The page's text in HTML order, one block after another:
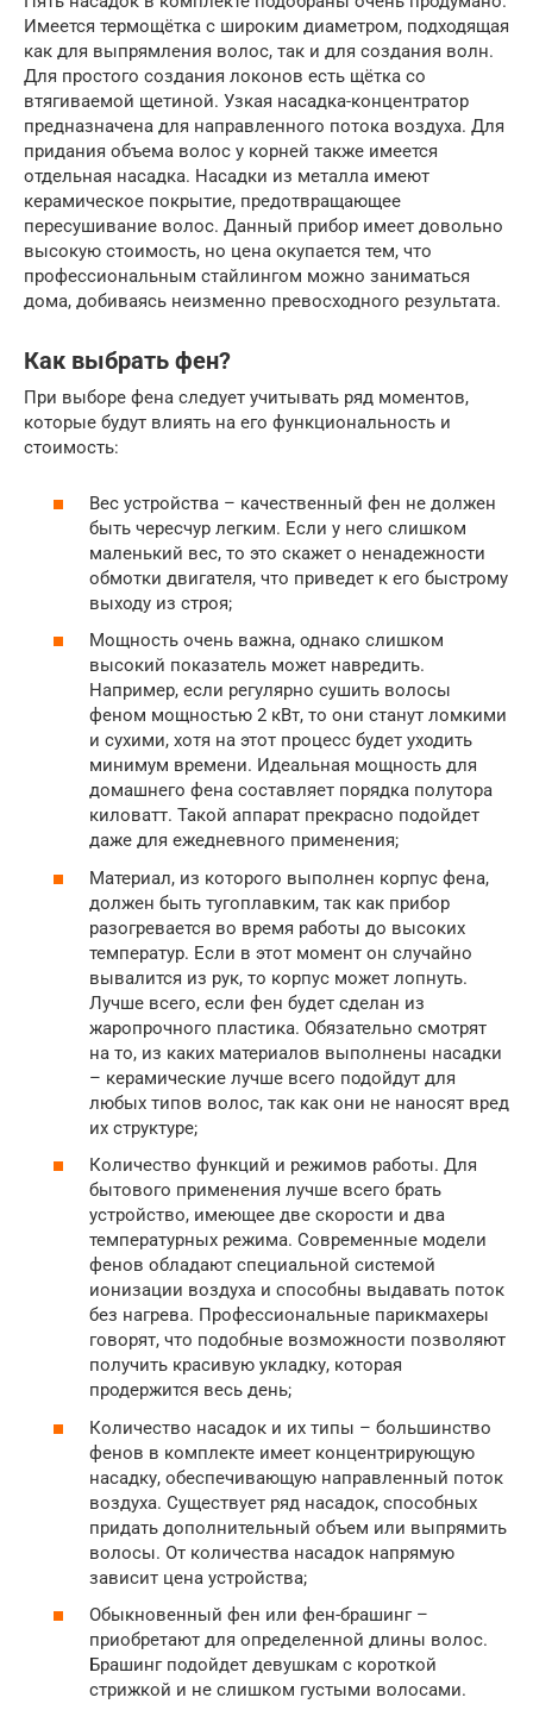
Имеется термощётка с широким диаметром, подходящая
как для выпрямления волос, так и для создания волн.
Для простого создания локонов есть щётка со
втягиваемой щетиной. Узкая насадка-концентратор
предназначена для направленного потока воздуха. Для
придания объема волос у корней также имеется
отдельная насадка. Насадки из металла имеют
керамическое покрытие, предотвращающее
пересушивание волос. Данный прибор имеет довольно
высокую стоимость, но цена окупается тем, что
профессиональным стайлингом можно заниматься
дома, добиваясь неизменно превосходного результата.
Как выбрать фен?
При выборе фена следует учитывать ряд моментов,
которые будут влиять на его функциональность и
стоимость:
Вес устройства – качественный фен не должен
быть чересчур легким. Если у него слишком
маленький вес, то это скажет о ненадежности
обмотки двигателя, что приведет к его быстрому
выходу из строя;
Мощность очень важна, однако слишком
высокий показатель может навредить.
Например, если регулярно сушить волосы
феном мощностью 2 кВт, то они станут ломкими
и сухими, хотя на этот процесс будет уходить
минимум времени. Идеальная мощность для
домашнего фена составляет порядка полутора
киловатт. Такой аппарат прекрасно подойдет
даже для ежедневного применения;
Материал, из которого выполнен корпус фена,
должен быть тугоплавким, так как прибор
разогревается во время работы до высоких
температур. Если в этот момент он случайно
вывалится из рук, то корпус может лопнуть.
Лучше всего, если фен будет сделан из
жаропрочного пластика. Обязательно смотрят
на то, из каких материалов выполнены насадки
– керамические лучше всего подойдут для
любых типов волос, так как они не наносят вред
их структуре;
Количество функций и режимов работы. Для
бытового применения лучше всего брать
устройство, имеющее две скорости и два
температурных режима. Современные модели
фенов обладают специальной системой
ионизации воздуха и способны выдавать поток
без нагрева. Профессиональные парикмахеры
говорят, что подобные возможности позволяют
получить красивую укладку, которая
продержится весь день;
Количество насадок и их типы – большинство
фенов в комплекте имеет концентрирующую
насадку, обеспечивающую направленный поток
воздуха. Существует ряд насадок, способных
придать дополнительный объем или выпрямить
волосы. От количества насадок напрямую
зависит цена устройства;
Обыкновенный фен или фен-брашинг –
приобретают для определенной длины волос.
Брашинг подойдет девушкам с короткой
стрижкой и не слишком густыми волосами.